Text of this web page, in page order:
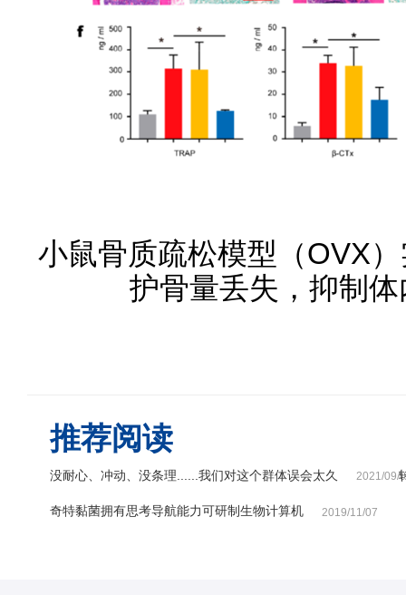
小鼠骨质疏松模型（OVX
护骨量丢失，抑制
推荐阅读
没耐心、冲动、没条理......我们对这个群体误会太久 2021/09/
奇特黏菌拥有思考导航能力可研制生物计算机 2019/11/07